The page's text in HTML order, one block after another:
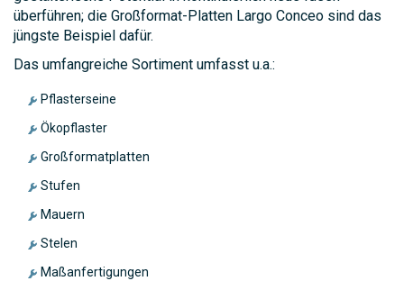
überführen; die Großformat-Platten Largo Conceo sind das
jüngste Beispiel dafür.
Das umfangreiche Sortiment umfasst u.a.:
Pflasterseine
Ökopflaster
Großformatplatten
Stufen
Mauern
Stelen
Maßanfertigungen